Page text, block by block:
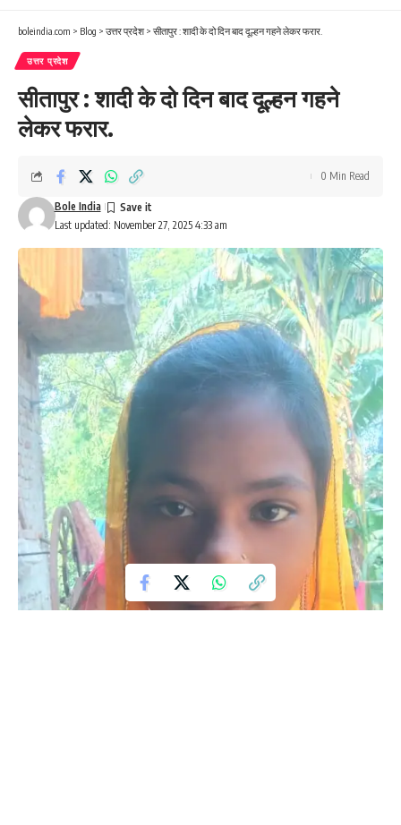
boleindia.com > Blog > उत्तर प्रदेश> सीतापुर : शादी के दो दिन बाद दूल्हन गहने लेकर फरार.
उत्तर प्रदेश
सीतापुर : शादी के दो दिन बाद दूल्हन गहने
लेकर फरार.
Last updated: November 27, 2025 4:33 am
Bole India
0 Min Read